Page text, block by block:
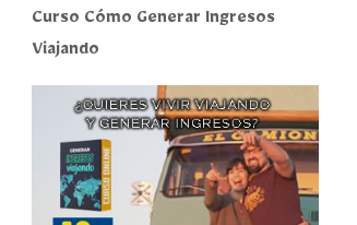
Curso Cómo Generar Ingresos
Viajando